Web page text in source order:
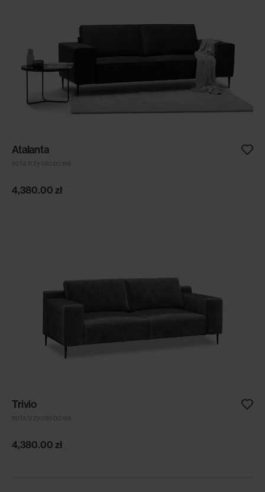
Atalanta
sofa trzyosobowa
4,380.00 zł
Trivio
sofa trzyosobowa
4,380.00 zł